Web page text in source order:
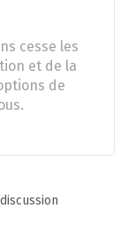
cesse les
et de la
de